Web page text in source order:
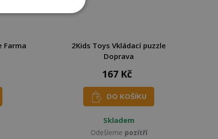
Farma
2Kids Toys Vkládací puzzle
Doprava
167 Kč
DO KOŠÍKU
Skladem
Odešleme pozítří